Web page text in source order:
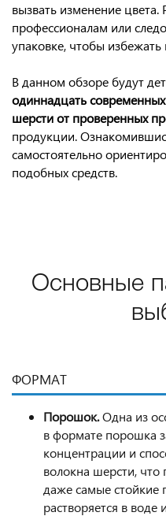
вызвать изменение
профессионалам или
упаковке, чтобы избежать
В данном обзоре будут
одиннадцать
шерсти от проверенных
продукции.
самостоятельно
подобных средств.
Основные
ФОРМАТ
Порошок.Одна из
в формате порошка
концентрации и
волокна шерсти, что
даже самые стойкие
растворяется в